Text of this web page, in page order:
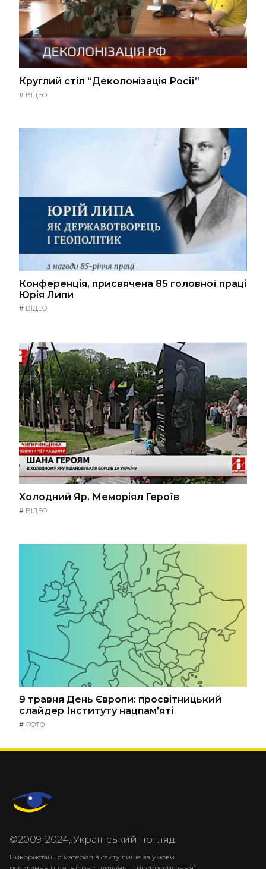
Круглий стіл “Деколонізація Росії”
# ВІДЕО
Конференція, присвячена 85 головної праці
Юрія Липи
# ВІДЕО
Холодний Яр. Меморіял Героїв
# ВІДЕО
9 травня День Європи: просвітницький
слайдер Інституту нацпам’яті
# ФОТО
©2009-2024, Український погляд.
Використання матеріалів сайту лише за умови